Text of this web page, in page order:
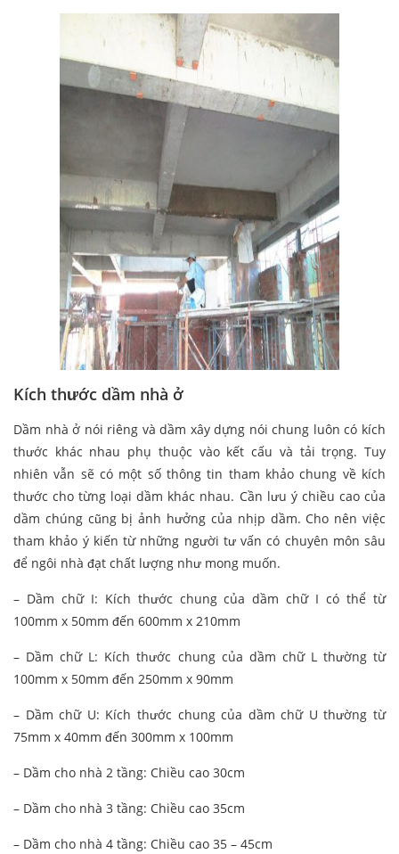
Kích thước dầm nhà ở
Dầm nhà ở nói riêng và dầm xây dựng nói chung luôn có kích
thước khác nhau phụ thuộc vào kết cấu và tải trọng. Tuy
nhiên vẫn sẽ có một số thông tin tham khảo chung về kích
thước cho từng loại dầm khác nhau. Cần lưu ý chiều cao của
dầm chúng cũng bị ảnh hưởng của nhịp dầm. Cho nên việc
tham khảo ý kiến từ những người tư vấn có chuyên môn sâu
để ngôi nhà đạt chất lượng như mong muốn.
– Dầm chữ I: Kích thước chung của dầm chữ I có thể từ
100mm x 50mm đến 600mm x 210mm
– Dầm chữ L: Kích thước chung của dầm chữ L thường từ
100mm x 50mm đến 250mm x 90mm
– Dầm chữ U: Kích thước chung của dầm chữ U thường từ
75mm x 40mm đến 300mm x 100mm
– Dầm cho nhà 2 tầng: Chiều cao 30cm
– Dầm cho nhà 3 tầng: Chiều cao 35cm
– Dầm cho nhà 4 tầng: Chiều cao 35 – 45cm